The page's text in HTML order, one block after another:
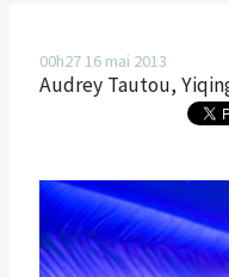
00h2716 mai 2013
Audrey Tautou,